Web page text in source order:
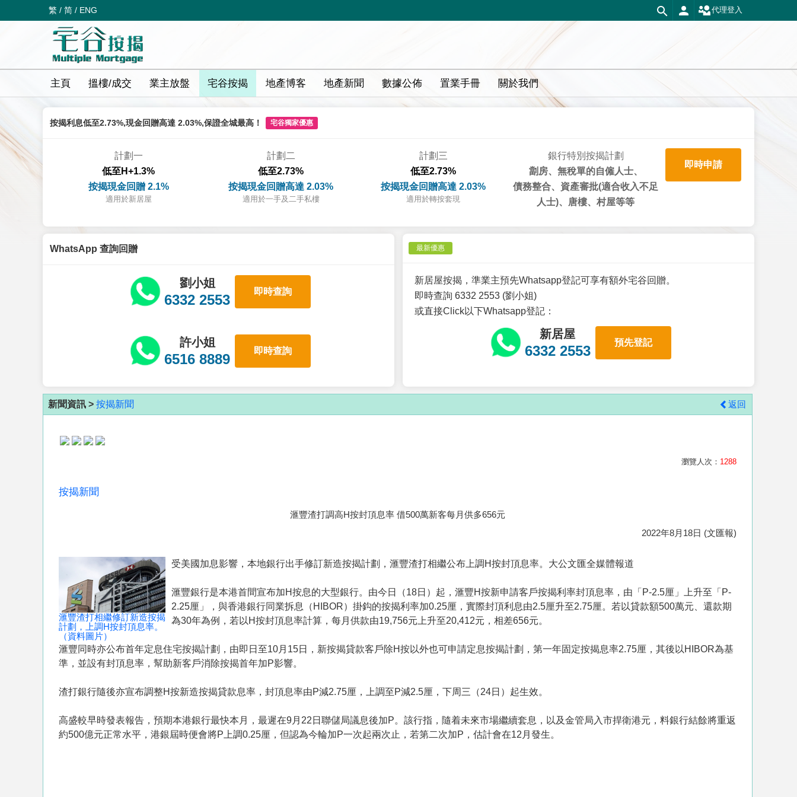
繁 / 简 / ENG 代理登入
主頁 搵樓/成交 業主放盤 宅谷按揭 地產博客 地產新聞 數據公佈 置業手冊 關於我們
按揭利息低至2.73%,現金回贈高達 2.03%,保證全城最高！ 宅谷獨家優惠
計劃一
低至H+1.3%
按揭現金回贈 2.1%
適用於新居屋
計劃二
低至2.73%
按揭現金回贈高達 2.03%
適用於一手及二手私樓
計劃三
低至2.73%
按揭現金回贈高達 2.03%
適用於轉按套現
銀行特別按揭計劃
劏房、無稅單的自僱人士、
債務整合、資產審批(適合收入不足
人士)、唐樓、村屋等等
即時申請
WhatsApp 查詢回贈
劉小姐
6332 2553
即時查詢
許小姐
6516 8889
即時查詢
最新優惠
新居屋按揭，準業主預先Whatsapp登記可享有額外宅谷回贈。
即時查詢 6332 2553 (劉小姐)
或直接Click以下Whatsapp登記：
新居屋
6332 2553
預先登記
新聞資訊 > 按揭新聞 返回
瀏覽人次： 1288
按揭新聞
滙豐渣打調高H按封頂息率 借500萬新客每月供多656元
2022年8月18日 (文匯報)
滙豐渣打相繼修訂新造按揭
計劃，上調H按封頂息率。
（資料圖片）
受美國加息影響，本地銀行出手修訂新造按揭計劃，滙豐渣打相繼公布上調H按封頂息率。大公文匯全媒體報道
滙豐銀行是本港首間宣布加H按息的大型銀行。由今日（18日）起，滙豐H按新申請客戶按揭利率封頂息率，由「P-2.5厘」上升至「P-
2.25厘」，與香港銀行同業拆息（HIBOR）掛鈎的按揭利率加0.25厘，實際封頂利息由2.5厘升至2.75厘。若以貸款額500萬元、還款期
為30年為例，若以H按封頂息率計算，每月供款由19,756元上升至20,412元，相差656元。
滙豐同時亦公布首年定息住宅按揭計劃，由即日至10月15日，新按揭貸款客戶除H按以外也可申請定息按揭計劃，第一年固定按揭息率2.75厘，其後以HIBOR為基
準，並設有封頂息率，幫助新客戶消除按揭首年加P影響。
渣打銀行隨後亦宣布調整H按新造按揭貸款息率，封頂息率由P減2.75厘，上調至P減2.5厘，下周三（24日）起生效。
高盛較早時發表報告，預期本港銀行最快本月，最遲在9月22日聯儲局議息後加P。該行指，隨着未來市場繼續套息，以及金管局入市捍衛港元，料銀行結餘將重返
約500億元正常水平，港銀屆時便會將P上調0.25厘，但認為今輪加P一次起兩次止，若第二次加P，估計會在12月發生。